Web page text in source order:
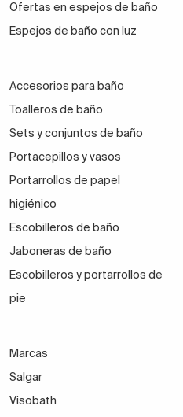
Ofertas en espejos de baño
Espejos de baño con luz
Accesorios para baño
Toalleros de baño
Sets y conjuntos de baño
Portacepillos y vasos
Portarrollos de papel
higiénico
Escobilleros de baño
Jaboneras de baño
Escobilleros y portarrollos de
pie
Marcas
Salgar
Visobath